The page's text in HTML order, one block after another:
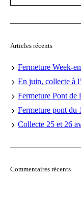
Articles récents
Fermeture Week-
En juin, collecte à
Fermeture Pont de
Fermeture pont du
Collecte 25 et 26
Commentaires récents